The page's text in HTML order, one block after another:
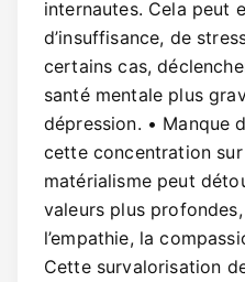
internautes. Cela peut
d’insuffisance, de
certains cas,
santé mentale plus
dépression. • Manque
cette concentration
matérialisme peut
valeurs plus
l’empathie, la
Cette survalorisation